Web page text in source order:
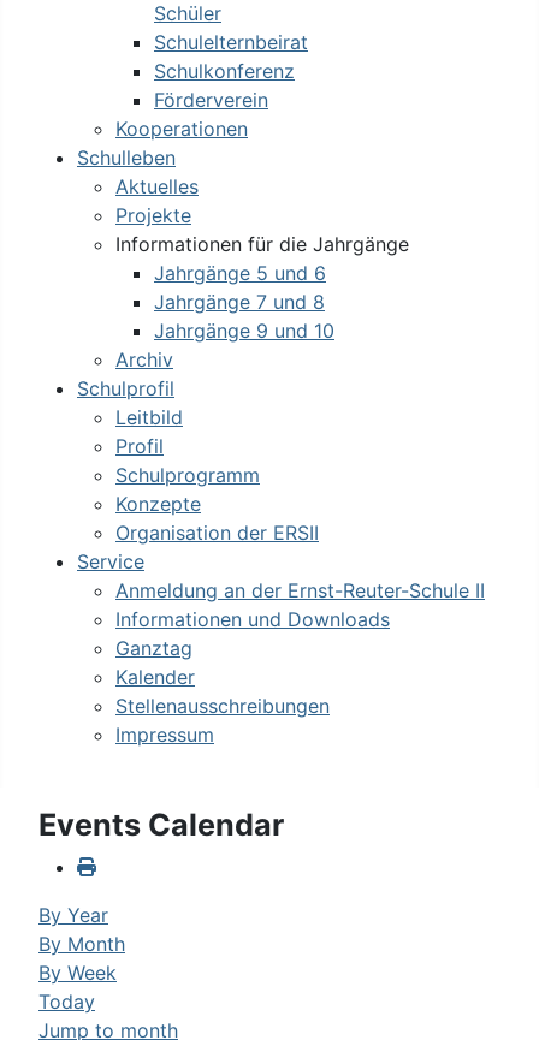
Schüler
Schulelternbeirat
Schulkonferenz
Förderverein
Kooperationen
Schulleben
Aktuelles
Projekte
Informationen für die Jahrgänge
Jahrgänge 5 und 6
Jahrgänge 7 und 8
Jahrgänge 9 und 10
Archiv
Schulprofil
Leitbild
Profil
Schulprogramm
Konzepte
Organisation der ERSII
Service
Anmeldung an der Ernst-Reuter-Schule II
Informationen und Downloads
Ganztag
Kalender
Stellenausschreibungen
Impressum
Events Calendar
By Year
By Month
By Week
Today
Jump to month